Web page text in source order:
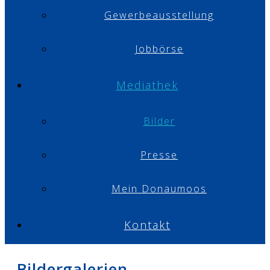
Gewerbeausstellung
Jobbörse
Mediathek
Bilder
Presse
Mein Donaumoos
Kontakt